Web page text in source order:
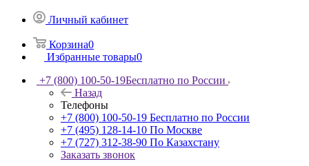
Личный кабинет
Корзина0
Избранные товары0
+7 (800) 100-50-19Бесплатно по России
Назад
Телефоны
+7 (800) 100-50-19 Бесплатно по России
+7 (495) 128-14-10 По Москве
+7 (727) 312-38-90 По Казахстану
Заказать звонок